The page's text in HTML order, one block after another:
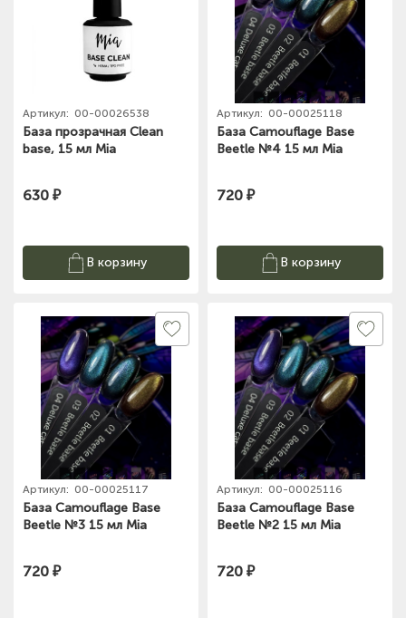
Артикул: 00-00026538
База прозрачная Clean
base, 15 мл Mia
630 ₽
В корзину
Артикул: 00-00025118
База Camouflage Base
Beetle №4 15 мл Mia
720 ₽
В корзину
Артикул: 00-00025117
База Camouflage Base
Beetle №3 15 мл Mia
720 ₽
Артикул: 00-00025116
База Camouflage Base
Beetle №2 15 мл Mia
720 ₽